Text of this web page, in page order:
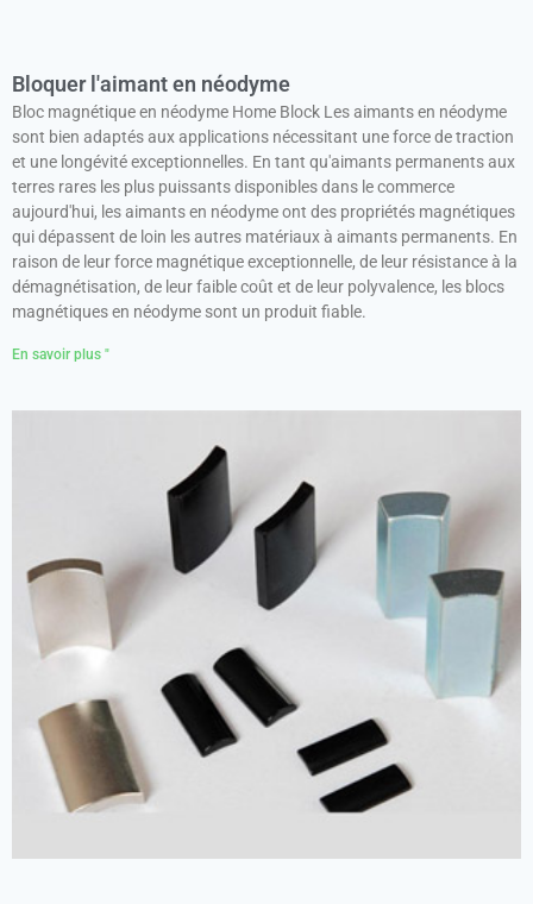
Bloquer l'aimant en néodyme
Bloc magnétique en néodyme Home Block Les aimants en néodyme
sont bien adaptés aux applications nécessitant une force de traction
et une longévité exceptionnelles. En tant qu'aimants permanents aux
terres rares les plus puissants disponibles dans le commerce
aujourd'hui, les aimants en néodyme ont des propriétés magnétiques
qui dépassent de loin les autres matériaux à aimants permanents. En
raison de leur force magnétique exceptionnelle, de leur résistance à la
démagnétisation, de leur faible coût et de leur polyvalence, les blocs
magnétiques en néodyme sont un produit fiable.
En savoir plus "